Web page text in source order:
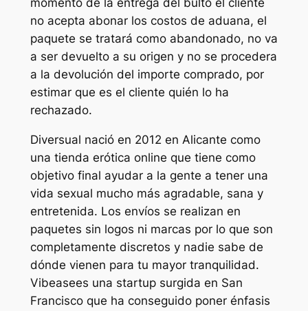
momento de la entrega del bulto el cliente
no acepta abonar los costos de aduana, el
paquete se tratará como abandonado, no va
a ser devuelto a su origen y no se procedera
a la devolución del importe comprado, por
estimar que es el cliente quién lo ha
rechazado.
Diversual nació en 2012 en Alicante como
una tienda erótica online que tiene como
objetivo final ayudar a la gente a tener una
vida sexual mucho más agradable, sana y
entretenida. Los envíos se realizan en
paquetes sin logos ni marcas por lo que son
completamente discretos y nadie sabe de
dónde vienen para tu mayor tranquilidad.
Vibeasees una startup surgida en San
Francisco que ha conseguido poner énfasis